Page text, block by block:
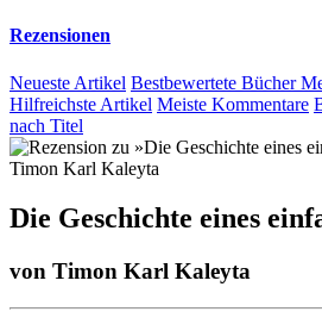
Rezensionen
Neueste Artikel Bestbewertete Bücher
Hilfreichste Artikel Meiste Kommentare
nach Titel
Die Geschichte eines
von Timon Karl Kaleyta